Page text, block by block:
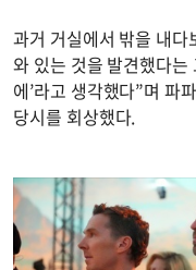
과거 거실에서 밖을 내
와 있는 것을 발견했다는
에’라고 생각했다”며 파
당시를 회상했다.